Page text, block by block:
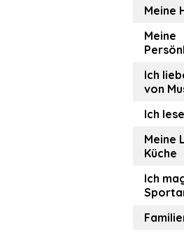
Meine
Meine
Ich
von
Ich
Meine
Küche
Ich